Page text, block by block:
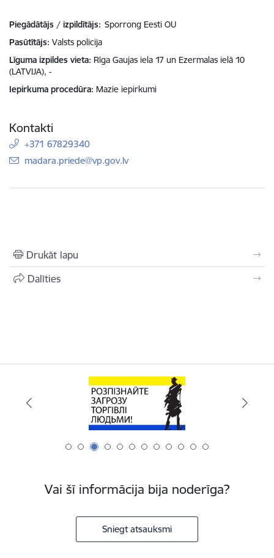
Piegādātājs / izpildītājs: Sporrong Eesti OU
Pasūtītājs Valsts policija
Līguma izpildes vieta Rīga Gaujas iela 17 un Ezermalas ielā 10
(LATVIJA), -
Iepirkuma procedūra Mazie iepirkumi
Kontakti
+371 67829340
E-pasts:
madara.priede@vp.gov.lv
Drukāt lapu
Dalīties
Vai šī informācija bija noderīga?
Sniegt atsauksmi